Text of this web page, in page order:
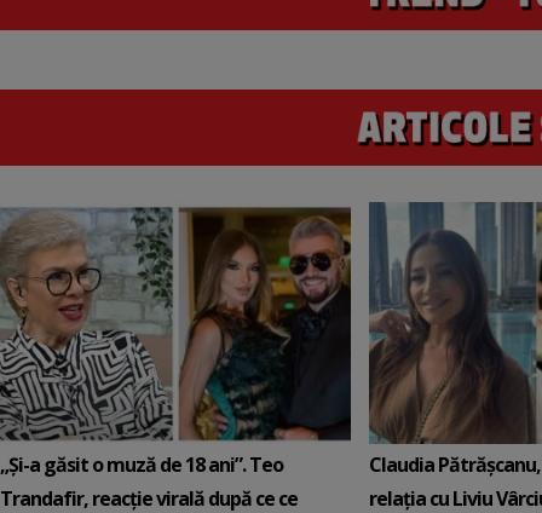
„Și-a găsit o muză de 18 ani”. Teo
Trandafir, reacție virală după ce ce
Claudia
relația cu Liviu